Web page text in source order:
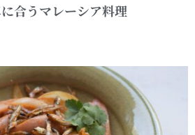
合うマレーシア料理